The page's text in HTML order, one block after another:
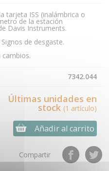
tarjeta ISS (inalámbrica o
de la estación
Davis Instruments.
de desgaste.
7342.044
Últimas unidades en
stock (1 artículo)
Añadir al carrito
Compartir